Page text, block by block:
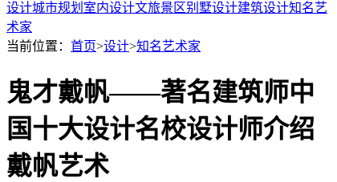
设计城市规划 室内设计文旅景区别墅设计建筑设计知名艺
术家
当前位置： 首页>设计>知名艺术家
鬼才戴帆——著名建筑师中
国十大设计名校设计师介绍
戴帆艺术